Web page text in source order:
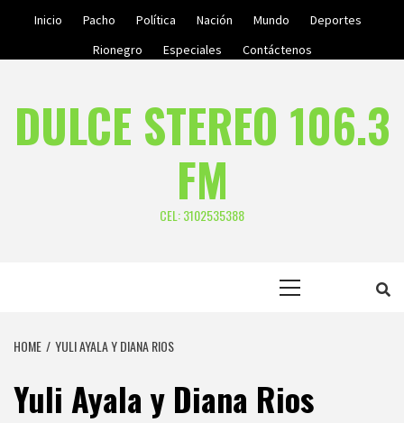
Inicio Pacho Política Nación Mundo
Deportes
Rionegro
Especiales Contáctenos
DULCE STEREO 106.3
FM
CEL: 3102535388
HOME YULI AYALA Y DIANA RIOS
Yuli Ayala y Diana Rios